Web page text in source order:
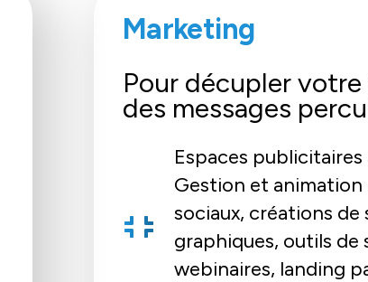
Marketing
Pour décupler
des messages
Espaces
Gestion et animation
sociaux, créations
graphiques, outils de
webinaires, landing